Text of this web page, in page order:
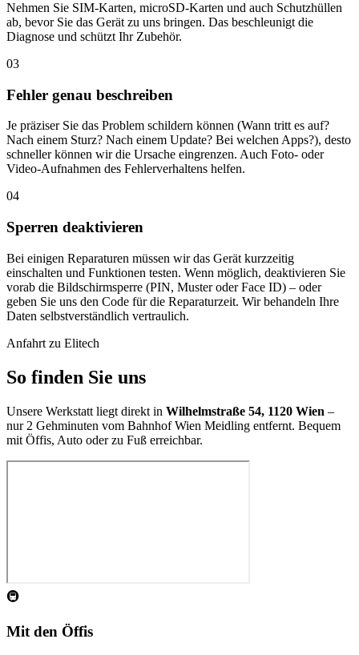
Nehmen Sie SIM-Karten, microSD-Karten und auch Schutzhüllen
ab, bevor Sie das Gerät zu uns bringen. Das beschleunigt die
Diagnose und schützt Ihr Zubehör.
03
Fehler genau beschreiben
Je präziser Sie das Problem schildern können (Wann tritt es auf?
Nach einem Sturz? Nach einem Update? Bei welchen Apps?), desto
schneller können wir die Ursache eingrenzen. Auch Foto- oder
Video-Aufnahmen des Fehlerverhaltens helfen.
04
Sperren deaktivieren
Bei einigen Reparaturen müssen wir das Gerät kurzzeitig
einschalten und Funktionen testen. Wenn möglich, deaktivieren Sie
vorab die Bildschirmsperre (PIN, Muster oder Face ID) – oder
geben Sie uns den Code für die Reparaturzeit. Wir behandeln Ihre
Daten selbstverständlich vertraulich.
Anfahrt zu Elitech
So finden Sie uns
Unsere Werkstatt liegt direkt in Wilhelmstraße 54, 1120 Wien –
nur 2 Gehminuten vom Bahnhof Wien Meidling entfernt. Bequem
mit Öffis, Auto oder zu Fuß erreichbar.
🚇
Mit den Öffis